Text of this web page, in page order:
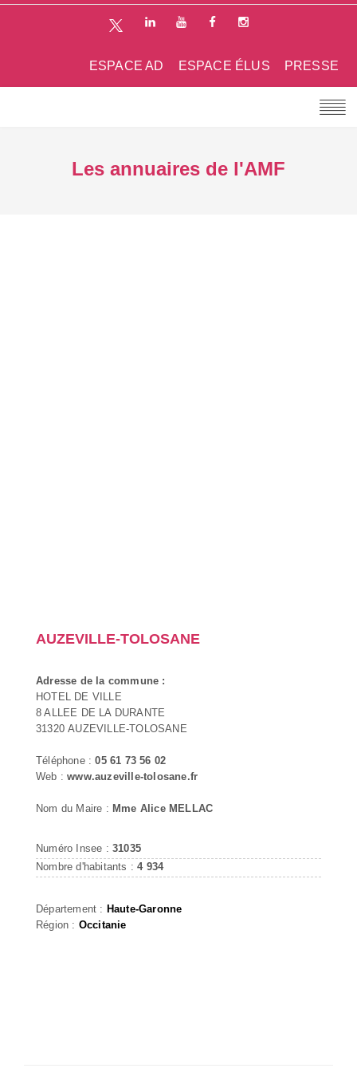
PRESSE
ESPACE ÉLUS
ESPACE AD
Les annuaires de l'AMF
AUZEVILLE-TOLOSANE
Adresse de la commune :
HOTEL DE VILLE
8 ALLEE DE LA DURANTE
31320 AUZEVILLE-TOLOSANE
Téléphone :05 61 73 56 02
Web :www.auzeville-tolosane.fr
Nom du Maire : Mme Alice MELLAC
Numéro Insee : 31035
Nombre d'habitants :4 934
Département : Haute-Garonne
Région : Occitanie